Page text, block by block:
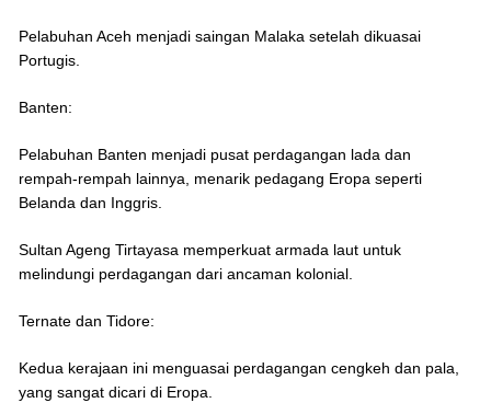
Pelabuhan Aceh menjadi saingan Malaka setelah dikuasai
Portugis.
Banten:
Pelabuhan Banten menjadi pusat perdagangan lada dan
rempah-rempah lainnya, menarik pedagang Eropa seperti
Belanda dan Inggris.
Sultan Ageng Tirtayasa memperkuat armada laut untuk
melindungi perdagangan dari ancaman kolonial.
Ternate dan Tidore:
Kedua kerajaan ini menguasai perdagangan cengkeh dan pala,
yang sangat dicari di Eropa.